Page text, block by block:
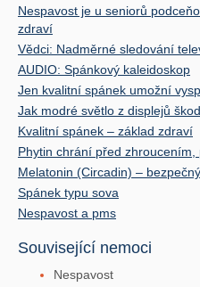
Nespavost je u seniorů
zdraví
Vědci: Nadměrné sledování
AUDIO: Spánkový kaleidoskop
Jen kvalitní spánek umožní
Jak modré světlo z displejů
Kvalitní spánek – základ zdraví
Phytin chrání před
Melatonin (Circadin) –
Spánek typu sova
Nespavost a pms
Související nemoci
Nespavost